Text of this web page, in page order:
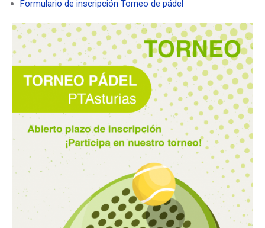
Formulario de inscripción Torneo de pádel